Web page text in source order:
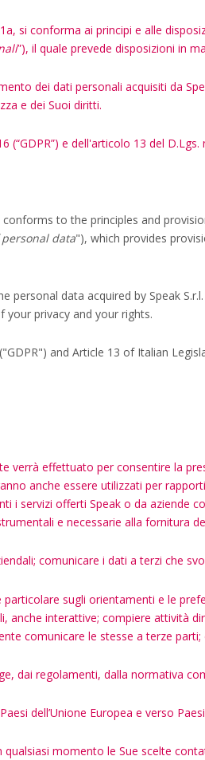
si conforma ai principi e alle
”), il quale prevede disposizioni in
dei dati personali acquisiti da
e dei Suoi diritti.
(“GDPR”) e dell'articolo 13 del
to the principles and
data"), which provides
personal data acquired by Speak
privacy and your rights.
and Article 13 of Italian
verrà effettuato per consentire la
anche essere utilizzati per
i servizi offerti Speak o da aziende
e necessarie alla fornitura
comunicare i dati a terzi che
sugli orientamenti e le
anche interattive; compiere attività
comunicare le stesse a terze
dai regolamenti, dalla normativa
dell’Unione Europea e verso
momento le Sue scelte